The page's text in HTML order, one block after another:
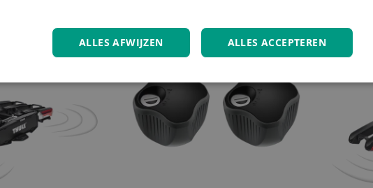
ALLES ACCEPTEREN
ALLES AFWIJZEN